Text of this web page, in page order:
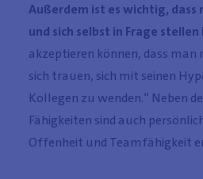
Außerdem ist es wichtig, dass
und sich selbst in Frage stellen
akzeptieren können, dass man
sich trauen, sich mit seinen
Kollegen zu wenden.“ Neben
Fähigkeiten sind auch
Offenheit und Teamfähigkeit